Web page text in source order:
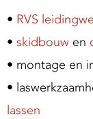
• RVS
• skidbouw en
• montage en
•
lassen